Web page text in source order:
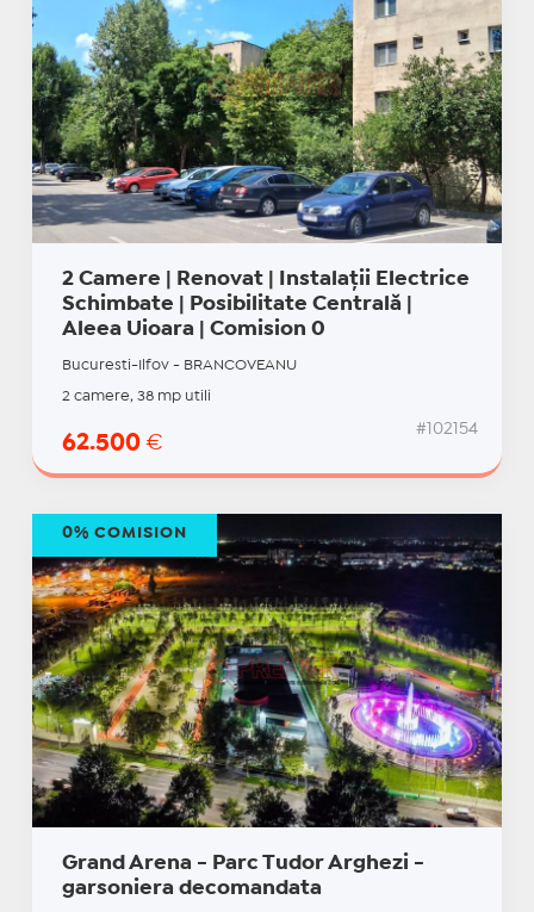
2 Camere | Renovat | Instalații Electrice
Schimbate | Posibilitate Centrală |
Aleea Uioara | Comision 0
Bucuresti-Ilfov - BRANCOVEANU
2 camere, 38 mp utili
62.500 €
#102154
Grand Arena - Parc Tudor Arghezi -
garsoniera decomandata
0% COMISION